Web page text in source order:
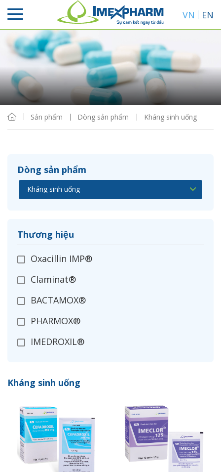
VN EN
Sản phẩm Dòng sản phẩm Kháng sinh uống
Dòng sản phẩm
Thương hiệu
Oxacillin IMP®
Claminat®
BACTAMOX®
PHARMOX®
IMEDROXIL®
CEFADROXIL
ZANIMEX®
IMEXIME®
ROXITHROMYCIN
Kháng sinh uống
Sắp xếp
Hiển thị